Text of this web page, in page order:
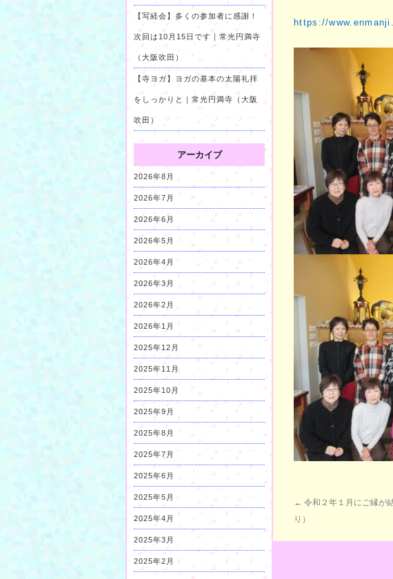
https://
← 令和２年１月にご縁が
り）
【写経会】多くの参加者に感謝！
次回は10月15日です｜常光円満寺
（大阪吹田）
【寺ヨガ】ヨガの基本の太陽礼拝
をしっかりと｜常光円満寺（大阪
吹田）
アーカイブ
2026年8月
2026年7月
2026年6月
2026年5月
2026年4月
2026年3月
2026年2月
2026年1月
2025年12月
2025年11月
2025年10月
2025年9月
2025年8月
2025年7月
2025年6月
2025年5月
2025年4月
2025年3月
2025年2月